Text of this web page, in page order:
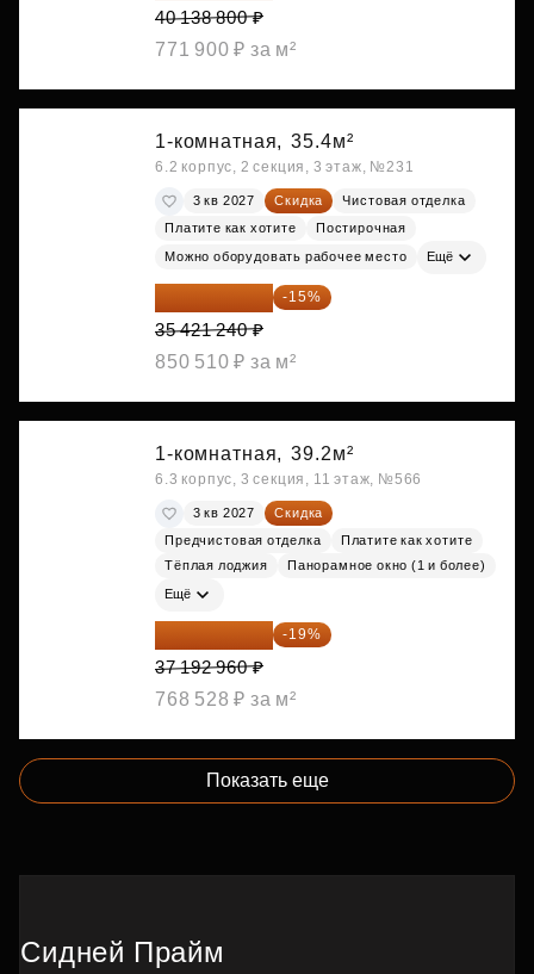
40 138 800 ₽
771 900 ₽ за м²
1-комнатная, 35.4м²
6.2 корпус, 2 секция, 3 этаж, №231
3 кв 2027 Скидка
Чистовая отделка
Платите как хотите
Постирочная
Можно оборудовать рабочее место Ещё
30 108 054 ₽ -15%
35 421 240 ₽
850 510 ₽ за м²
1-комнатная, 39.2м²
6.3 корпус, 3 секция, 11 этаж, №566
3 кв 2027
Скидка
Предчистовая отделка
Платите как хотите
Тёплая лоджия
Панорамное окно (1 и более)
Ещё
30 126 298 ₽ -19%
37 192 960 ₽
768 528 ₽ за м²
Показать еще
Сидней Прайм